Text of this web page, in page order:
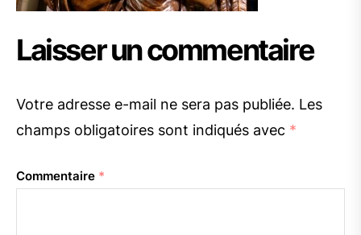
Laisser un commentaire
Votre adresse e-mail ne sera pas publiée. Les
champs obligatoires sont indiqués avec *
Commentaire *